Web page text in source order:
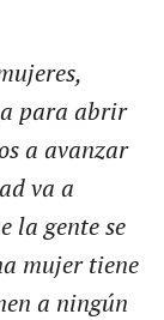
para abrir
a avanzar
va a
la gente se
mujer tiene
a ningún